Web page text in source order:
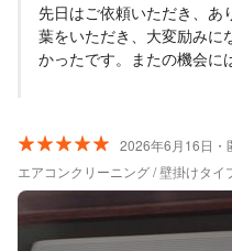
先日はご依頼いただき、
葉をいただき、大変励み
かったです。またの機会
2026年6月16日・
エアコンクリーニング / 壁掛けタイ